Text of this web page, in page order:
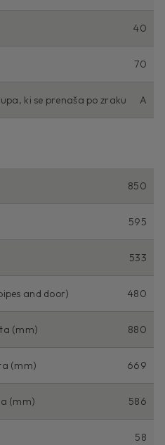
40
70
ki se prenaša po zraku A
850
595
533
and door) 480
(mm) 880
(mm) 669
(mm) 586
58